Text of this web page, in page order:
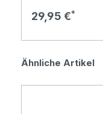
Regulärer Preis:
29,95 €
Produktgalerie
Ähnliche Artikel